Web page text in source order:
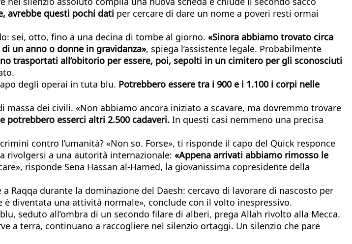
avrebbe questi pochi dati per cercare di dare un nome a poveri resti ormai
sei, otto, fino a una decina di tombe al giorno. «Sinora abbiamo trovato circa
un anno o donne in gravidanza», spiega l’assistente legale. Probabilmente
trasportati all’obitorio per essere, poi, sepolti in un cimitero per gli sconosciuti
degli operai in tuta blu. Potrebbero essere tra i 900 e i 1.100 i corpi nelle
dei civili. «Non abbiamo ancora iniziato a scavare, ma dovremmo trovare
potrebbero esserci altri 2.500 cadaveri. In questi casi nemmeno una precisa
contro l’umanità? «Non so. Forse», ti risponde il capo del Quick responce
rivolgersi a una autorità internazionale: «Appena arrivati abbiamo rimosso le
risponde Sena Hassan al-Hamed, la giovanissima copresidente della
Raqqa durante la dominazione del Daesh: cercavo di lavorare di nascosto per
diventata una attività normale», conclude con il volto inespressivo.
seduto all’ombra di un secondo filare di alberi, prega Allah rivolto alla Mecca.
a terra, continuano a raccogliere nel silenzio ortaggi. Un silenzio che pare